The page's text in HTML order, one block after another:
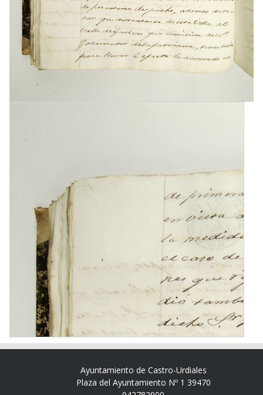
Ayuntamiento de Castro-Urdiales
Plaza del Ayuntamiento Nº 1 39470